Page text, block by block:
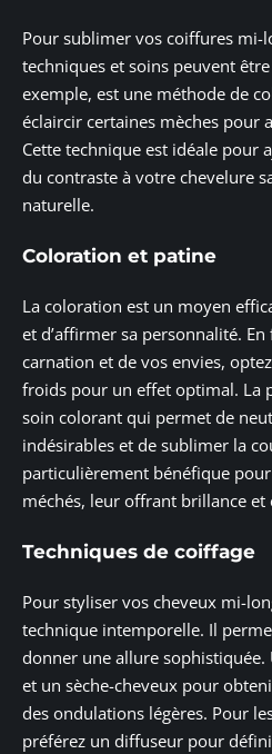
Pour sublimer vos coiffures mi-
techniques et soins peuvent
exemple, est une méthode de
éclaircir certaines mèches pour
Cette technique est idéale pour
du contraste à votre chevelure
naturelle.
Coloration et patine
La coloration est un moyen
et d’affirmer sa personnalité.
carnation et de vos envies,
froids pour un effet optimal. La
soin colorant qui permet de
indésirables et de sublimer la
particulièrement bénéfique
méchés, leur offrant brillance et
Techniques de coiffage
Pour styliser vos cheveux mi-
technique intemporelle. Il
donner une allure
et un sèche-cheveux pour
des ondulations légères. Pour
préférez un diffuseur pour